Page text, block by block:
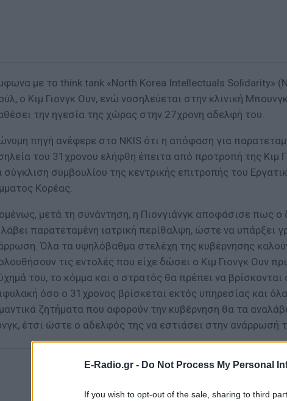
E-Radio.gr - Do Not Process My Personal
If you wish to opt-out of the sale, sharing to third
με το think tank «North Korea Intellectuals Solidarity» (
ο Κιμ Γιονγκ Ουν, ενώ νοσηλεύεται στην κλινική
την ηγεσία της χώρας στην 27χρονη αδελφή του.
πηγή ανέφερε στο NKIS ότι η απόφαση για
του 31χρονου ελήφθη έπειτα από προτροπή της Κιμ
σύγκλιση συμβουλίου της κεντρικής επιτροπής του
Κορέας.
μετά τη συνάντηση, η Πιονγιάνγκ αποφάσισε πως ο
παρατεταμένη ιατρική περίθαλψη, ώστε να υπάρξει
Όλα τα υψηλόβαθμα στελέχη της κυβέρνησης
τις εντολές που είχε δώσει ο Κιμ Γιονγκ Ουν
του, το κόμμα και ο στρατός θα πρέπει να βρίσκονται
όσο ο 31χρονος βρίσκεται εκτός υπηρεσίας και
ζητήματα που αφορούν την κυβέρνηση θα τα
έτσι ώστε ο αδελφός της να εστιάσει στην ανάρρωσή